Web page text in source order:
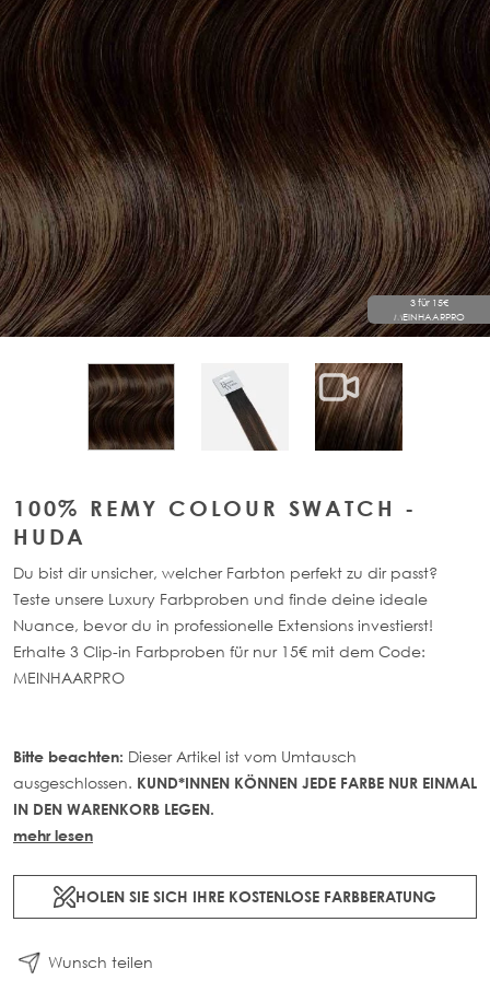
3 für 15€
MEINHAARPRO
View larger imageView larger imageView larger
100% REMY COLOUR SWATCH -
HUDA
Du bist dir unsicher, welcher Farbton perfekt zu dir passt?
Teste unsere Luxury Farbproben und finde deine ideale
Nuance, bevor du in professionelle Extensions investierst!
Erhalte 3 Clip-in Farbproben für nur 15€ mit dem Code:
MEINHAARPRO
Bitte beachten: Dieser Artikel ist vom Umtausch
ausgeschlossen. KUND*INNEN KÖNNEN JEDE FARBE NUR EINMAL
IN DEN WARENKORB LEGEN.
mehr lesen
HOLEN SIE SICH IHRE KOSTENLOSE FARBBERATUNG
Wunsch teilen